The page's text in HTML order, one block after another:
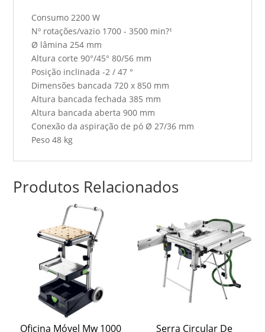
Consumo 2200 W
Nº rotações/vazio 1700 - 3500 min?¹
Ø lâmina 254 mm
Altura corte 90°/45° 80/56 mm
Posição inclinada -2 / 47 °
Dimensões bancada 720 x 850 mm
Altura bancada fechada 385 mm
Altura bancada aberta 900 mm
Conexão da aspiração de pó Ø 27/36 mm
Peso 48 kg
Produtos Relacionados
Oficina Móvel Mw 1000
Serra Circular De